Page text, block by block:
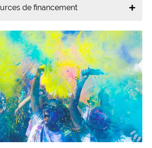
de financement